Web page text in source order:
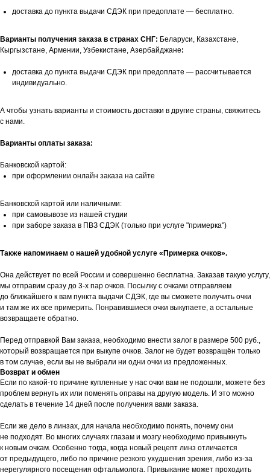
доставка до пункта выдачи СДЭК при предоплате — бесплатно.
Варианты получения заказа в странах СНГ: Беларуси, Казахстане,
Кыргызстане, Армении, Узбекистане, Азербайджане:
доставка до пункта выдачи СДЭК при предоплате — рассчитывается
индивидуально.
А чтобы узнать варианты и стоимость доставки в другие страны, свяжитесь
с нами.
Варианты оплаты заказа:
Банковской картой:
при оформлении онлайн заказа на сайте
Банковской картой или наличными:
при самовывозе из нашей студии
при заборе заказа в ПВЗ СДЭК (только при услуге "примерка")
Также напоминаем о нашей удобной услуге «Примерка очков».
Она действует по всей России и совершенно бесплатна. Заказав такую услугу,
мы отправим сразу до 3-х пар очков. Посылку с очками отправляем
до ближайшего к вам пункта выдачи СДЭК, где вы сможете получить очки
и там же их все примерить. Понравившиеся очки выкупаете, а остальные
возвращаете обратно.
Перед отправкой Вам заказа, необходимо внести залог в размере 500 руб.,
который возвращается при выкупе очков. Залог не будет возвращён только
в том случае, если вы не выбрали ни одни очки из предложенных.
Возврат и обмен
Если по какой-то причине купленные у нас очки вам не подошли, можете без
проблем вернуть их или поменять оправы на другую модель. И это можно
сделать в течение 14 дней после получения вами заказа.
Если же дело в линзах, для начала необходимо понять, почему они
не подходят. Во многих случаях глазам и мозгу необходимо привыкнуть
к новым очкам. Особенно тогда, когда новый рецепт линз отличается
от предыдущего, либо по причине резкого ухудшения зрения, либо из-за
нерегулярного посещения офтальмолога. Привыкание может проходить